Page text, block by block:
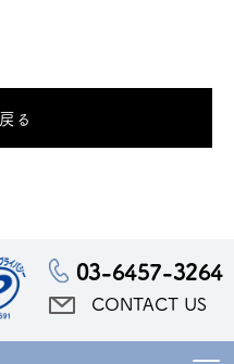
る
03-6457-3264
CONTACT US